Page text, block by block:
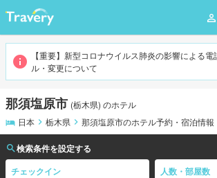
【重要】新型コロナウイルス肺炎の影響による
ル・変更について
那須塩原市 (栃木県) のホテル
日本
栃木県 那須塩原市のホテル予約・宿泊情報
検索条件を設定する
チェックイン
人数・部屋数